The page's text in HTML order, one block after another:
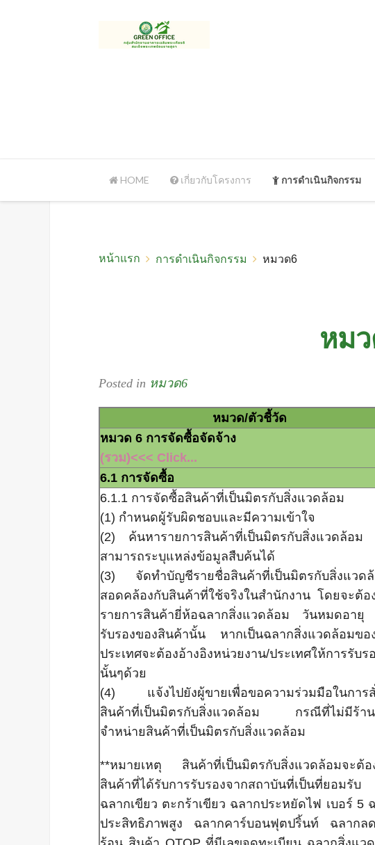
HOME เกี่ยวกับโครงการ การดำเนินกิจกรรม
หน้าแรก การดำเนินกิจกรรม หมวด6
หม
Posted in หมวด6
หมวด/ตัวชี้วัด
หมวด 6 กา
(รวม)<<< Click...
6.1 การจัดซื้อ
6.1.1 การจัดซื้อสินค้าที่เป็นมิตรกับสิ่งแวดล้อม
(1) กำหนดผู้รับผิดชอบและมีความเข้าใจ
(2) ค้นหารายการสินค้าที่เป็นมิตรกับสิ่งแวดล้อม
สามารถระบุแหล่งข้อมูลสืบค้นได้
(3) จัดทำบัญชีรายชื่อสินค้าที่เป็นมิตรกับสิ่งแวด
สอดคล้องกับสินค้าที่ใช้จริงในสำนักงาน โดยจะต้อ
รายการสินค้ายี่ห้อฉลากสิ่งแวดล้อม วันหมดอายุ
รับรองของสินค้านั้น หากเป็นฉลากสิ่งแวดล้อมขอ
ประเทศจะต้องอ้างอิงหน่วยงาน/ประเทศให้การรับร
นั้นๆด้วย
(4) แจ้งไปยังผู้ขายเพื่อขอความร่วมมือในการ
สินค้าที่เป็นมิตรกับสิ่งแวดล้อม กรณีที่ไม่มีร้าน
จำหน่ายสินค้าที่เป็นมิตรกับสิ่งแวดล้อม
**หมายเหตุ สินค้าที่เป็นมิตรกับสิ่งแวดล้อมจะต้อ
สินค้าที่ได้รับการรับรองจากสถาบันที่เป็นที่ยอมรับ
ฉลากเขียว ตะกร้าเขียว ฉลากประหยัดไฟ เบอร์ 5
ประสิทธิภาพสูง ฉลากคาร์บอนฟุตปริ้นท์ ฉลากล